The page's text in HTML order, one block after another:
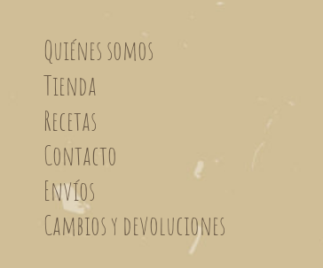
Quiénes somos
Tienda
Recetas
Contacto
Envíos
Cambios y devoluciones